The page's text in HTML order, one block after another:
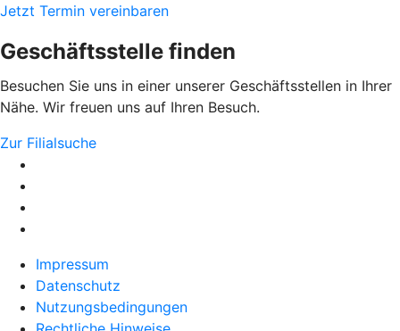
Jetzt Termin vereinbaren
Geschäftsstelle finden
Besuchen Sie uns in einer unserer Geschäftsstellen in Ihrer
Nähe. Wir freuen uns auf Ihren Besuch.
Zur Filialsuche
Impressum
Datenschutz
Nutzungsbedingungen